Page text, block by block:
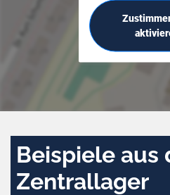
Beispiele aus
Zentrallager